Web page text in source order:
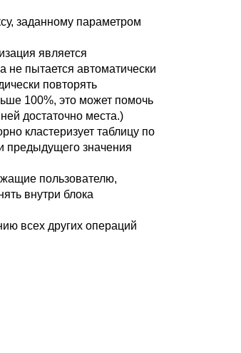
заданному параметром
является
пытается автоматически
повторять
100%, это может помочь
достаточно места.)
кластеризует таблицу по
предыдущего значения
пользователю,
внутри блока
всех других операций